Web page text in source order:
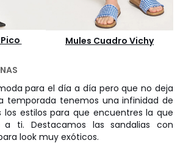
Mules Cuadro Vichy
para el día a día pero que no deja
temporada tenemos una infinidad de
los estilos para que encuentres la que
ti. Destacamos las sandalias con
look muy exóticos.